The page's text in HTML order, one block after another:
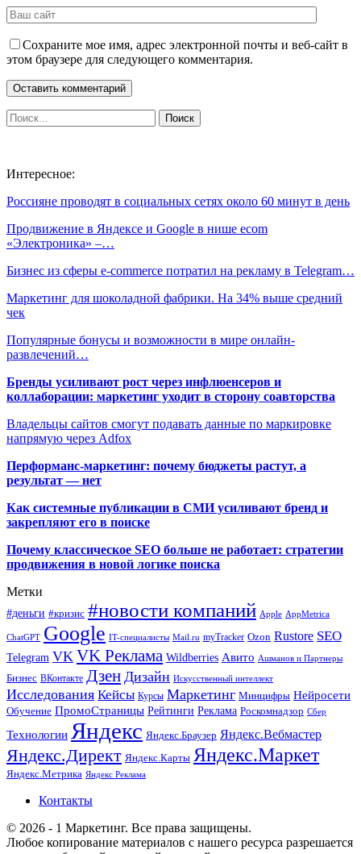
Сохраните мое имя, адрес электронной почты и веб-сайт в
этом браузере для следующего комментария.
Интересное:
Россияне проводят в социальных сетях около 60 минут в день
Продвижение в Яндексе и Google в нише ecom
«Электроника» –…
Бизнес из сферы e-commerce потратил на рекламу в Telegram…
Маркетинг для шоколадной фабрики. На 34% выше средний
чек
Популярные бонусы и возможности в мире онлайн-
развлечений…
Бренды усиливают рост через инфлюенсеров и
коллаборации: маркетинг уходит в сторону соавторства
Владельцы сайтов смогут подавать данные по маркировке
напрямую через Adfox
Перформанс-маркетинг: почему бюджеты растут, а
результат — нет
Как системные публикации в СМИ усиливают бренд и
закрепляют его в поиске
Почему классическое SEO больше не работает: стратегии
продвижения в новой логике поиска
Метки
#деньги #кризис #новости компаний Apple AppMetrica
ChatGPT Google IT-специалисты Mail.ru myTracker Ozon Rustore SEO
Telegram VK VK Реклама Wildberries Авито Ашманов и Партнеры
Бизнес ВКонтакте Дзен Дизайн Искусственный интеллект
Исследования Кейсы Курсы Маркетинг Минцифры Нейросети
Обучение ПромоСтраницы Рейтинги Реклама Роскомнадзор Сбер
Технологии Яндекс Яндекс.Браузер Яндекс.Вебмастер
Яндекс.Директ Яндекс.Карты Яндекс.Маркет
Яндекс.Метрика Яндекс Реклама
Контакты
© 2026 - 1 Маркетинг. Все права защищены.
Любое копирование материалов с нашего ресурса разрешается